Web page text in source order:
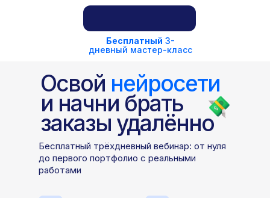
Освой нейросети
и начни брать
заказы удалённо
Бесплатный трёхдневный вебинар: от нуля
до первого портфолио с реальными
работами
Бесплатный 3-
дневный мастер-класс